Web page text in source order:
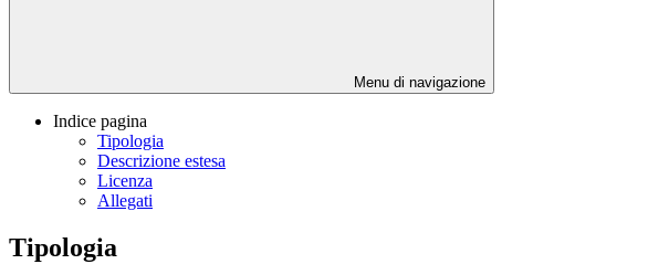
Menu di navigazione
Indice pagina
Tipologia
Descrizione estesa
Licenza
Allegati
Tipologia